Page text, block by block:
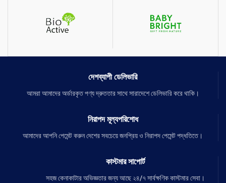
দেশব্যাপী ডেলিভারি
আমরা আমাদের অর্ডারকৃত পণ্য দ্রুততার সাথে সারাদেশে ডেলিভারি করে থাকি।
নিরাপদ মূল্যপরিশোধ
আমাদের আপনি পেমেন্ট করুন দেশের সবচেয়ে জনপ্রিয় ও নিরাপদ পেমেন্ট পদ্ধতিতে।
কাস্টমার সাপোর্ট
সহজ কেনাকাটার অভিজ্ঞতার জন্য আছে ২৪/৭ সার্বক্ষণিক কাস্টমার সেবা।